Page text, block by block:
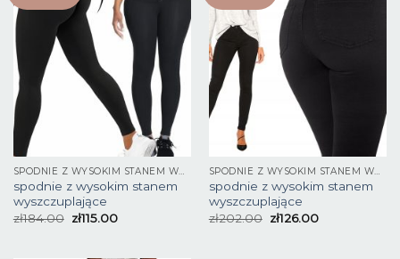
spodnie z wysokim stanem
wyszczuplające
zł184.00 zł115.00
spodnie z wysokim stanem
wyszczuplające
zł202.00 zł126.00